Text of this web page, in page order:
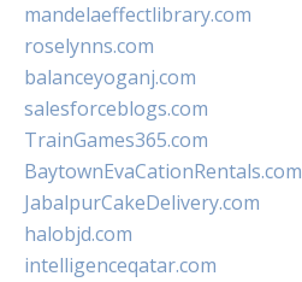
mandelaeffectlibrary.com
roselynns.com
balanceyoganj.com
salesforceblogs.com
TrainGames365.com
BaytownEvaCationRentals.com
JabalpurCakeDelivery.com
halobjd.com
intelligenceqatar.com